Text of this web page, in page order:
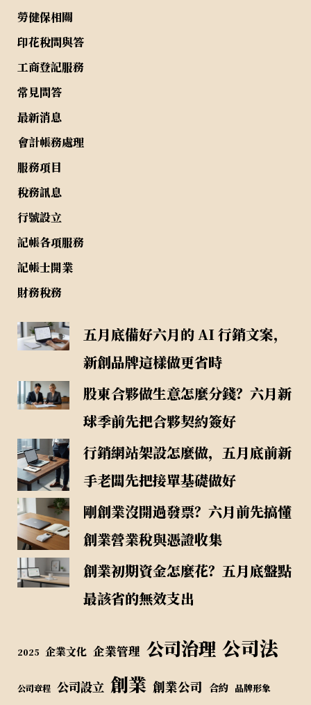
勞健保相關
印花稅問與答
工商登記服務
常見問答
最新消息
會計帳務處理
服務項目
稅務訊息
行號設立
記帳各項服務
記帳士開業
財務稅務
五月底備好六月的 AI 行銷文案，
新創品牌這樣做更省時
股東合夥做生意怎麼分錢？六月新
球季前先把合夥契約簽好
行銷網站架設怎麼做，五月底前新
手老闆先把接單基礎做好
剛創業沒開過發票？六月前先搞懂
創業營業稅與憑證收集
創業初期資金怎麼花？五月底盤點
最該省的無效支出
2025 企業文化 企業管理 公司治理 公司法
公司章程 公司設立 創業 創業公司 合約 品牌形象